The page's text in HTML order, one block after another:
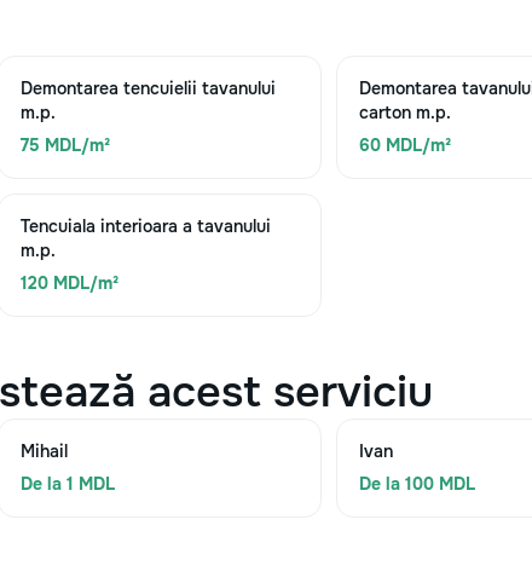
Demontarea tencuielii tavanului
m.p.
75 MDL/m²
Demontarea
carton m.p.
60 MDL/m²
Tencuiala interioara a tavanului
m.p.
120 MDL/m²
acest serviciu
Mihail
De la 1 MDL
Ivan
De la 100 MDL